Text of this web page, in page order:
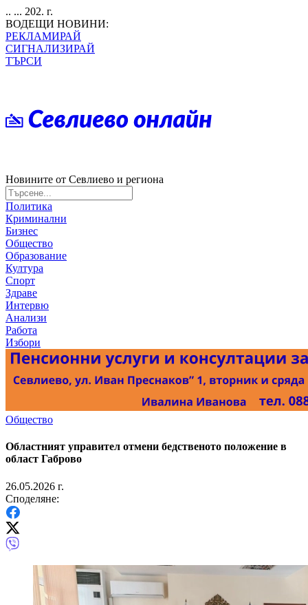
.. ... 202. г.
ВОДЕЩИ НОВИНИ:
РЕКЛАМИРАЙ
СИГНАЛИЗИРАЙ
ТЪРСИ
Новините от Севлиево и региона
Политика
Криминални
Бизнес
Общество
Образование
Култура
Спорт
Здраве
Интервю
Анализи
Работа
Избори
Общество
Областният управител отмени бедственото положение в
област Габрово
26.05.2026 г.
Споделяне: